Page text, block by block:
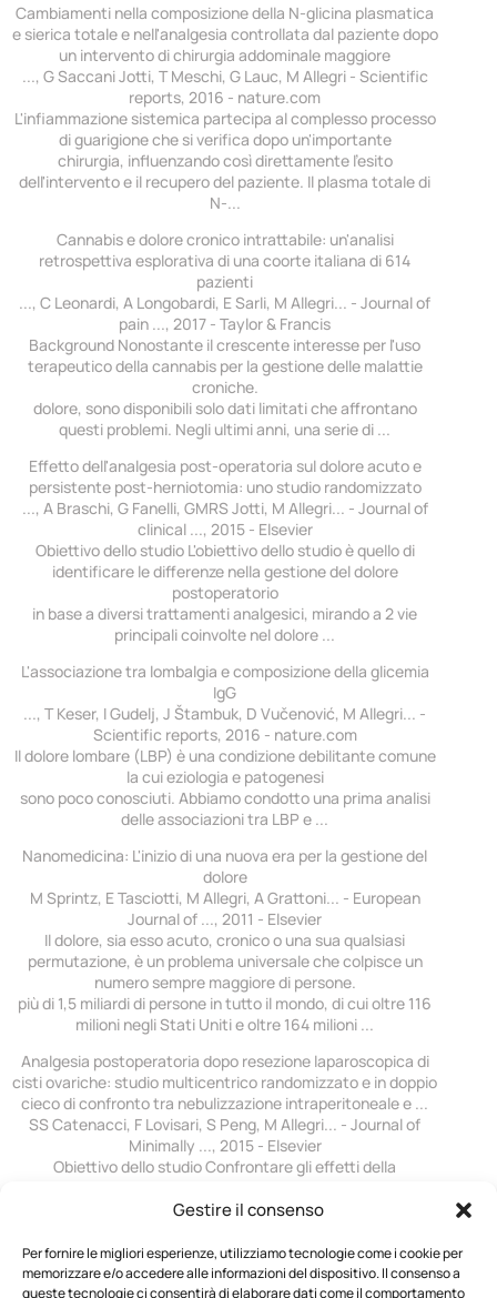
Gestire il consenso
Per fornire le migliori esperienze, utilizziamo tecnologie come i cookie per
memorizzare e/o accedere alle informazioni del dispositivo. Il consenso a
queste tecnologie ci consentirà di elaborare dati come il comportamento
Cambiamenti nella composizione della N-glicina plasmatica
e sierica totale e nell'analgesia controllata dal paziente dopo
un intervento di chirurgia addominale maggiore
..., G Saccani Jotti, T Meschi, G Lauc, M Allegri - Scientific
reports, 2016 - nature.com
L'infiammazione sistemica partecipa al complesso processo
di guarigione che si verifica dopo un'importante
chirurgia, influenzando così direttamente l'esito
dell'intervento e il recupero del paziente. Il plasma totale di
N-...
Cannabis e dolore cronico intrattabile: un'analisi
retrospettiva esplorativa di una coorte italiana di 614
pazienti
..., C Leonardi, A Longobardi, E Sarli, M Allegri... - Journal of
pain ..., 2017 - Taylor & Francis
Background Nonostante il crescente interesse per l'uso
terapeutico della cannabis per la gestione delle malattie
croniche.
dolore, sono disponibili solo dati limitati che affrontano
questi problemi. Negli ultimi anni, una serie di ...
Effetto dell'analgesia post-operatoria sul dolore acuto e
persistente post-herniotomia: uno studio randomizzato
..., A Braschi, G Fanelli, GMRS Jotti, M Allegri... - Journal of
clinical ..., 2015 - Elsevier
Obiettivo dello studio L'obiettivo dello studio è quello di
identificare le differenze nella gestione del dolore
postoperatorio
in base a diversi trattamenti analgesici, mirando a 2 vie
principali coinvolte nel dolore ...
L'associazione tra lombalgia e composizione della glicemia
IgG
..., T Keser, I Gudelj, J Štambuk, D Vučenović, M Allegri... -
Scientific reports, 2016 - nature.com
Il dolore lombare (LBP) è una condizione debilitante comune
la cui eziologia e patogenesi
sono poco conosciuti. Abbiamo condotto una prima analisi
delle associazioni tra LBP e ...
Nanomedicina: L'inizio di una nuova era per la gestione del
dolore
M Sprintz, E Tasciotti, M Allegri, A Grattoni... - European
Journal of ..., 2011 - Elsevier
Il dolore, sia esso acuto, cronico o una sua qualsiasi
permutazione, è un problema universale che colpisce un
numero sempre maggiore di persone.
più di 1,5 miliardi di persone in tutto il mondo, di cui oltre 116
milioni negli Stati Uniti e oltre 164 milioni ...
Analgesia postoperatoria dopo resezione laparoscopica di
cisti ovariche: studio multicentrico randomizzato e in doppio
cieco di confronto tra nebulizzazione intraperitoneale e ...
SS Catenacci, F Lovisari, S Peng, M Allegri... - Journal of
Minimally ..., 2015 - Elsevier
Obiettivo dello studio Confrontare gli effetti della
instillazione intraperitoneale durante la cistectomia ovarica
Replicazione di 15 loci coinvolti nella N-glicosilazione delle
proteine plasmatiche umane in 4802 campioni di quattro